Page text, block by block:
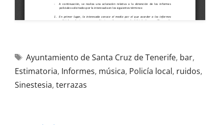
Ayuntamiento de Santa Cruz de Tenerife, bar,
Estimatoria, Informes, música, Policía local, ruidos,
Sinestesia, terrazas